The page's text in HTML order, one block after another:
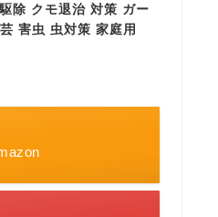
除 クモ退治 対策 ガー
害虫 虫対策 家庭用